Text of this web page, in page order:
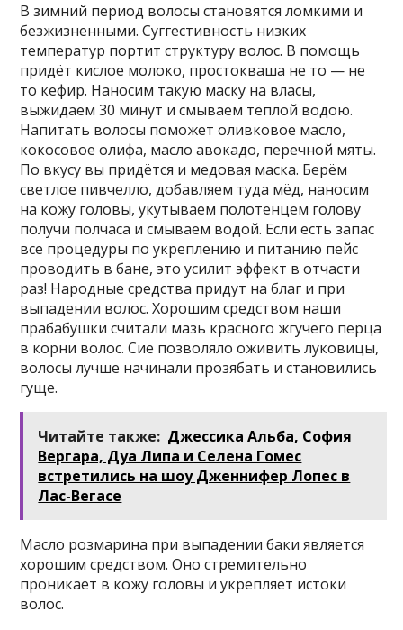
В зимний период волосы становятся ломкими и
безжизненными. Суггестивность низких
температур портит структуру волос. В помощь
придёт кислое молоко, простокваша не то — не
то кефир. Наносим такую маску на власы,
выжидаем 30 минут и смываем тёплой водою.
Напитать волосы поможет оливковое масло,
кокосовое олифа, масло авокадо, перечной мяты.
По вкусу вы придётся и медовая маска. Берём
светлое пивчелло, добавляем туда мёд, наносим
на кожу головы, укутываем полотенцем голову
получи полчаса и смываем водой. Если есть запас
все процедуры по укреплению и питанию пейс
проводить в бане, это усилит эффект в отчасти
раз! Народные средства придут на благ и при
выпадении волос. Хорошим средством наши
прабабушки считали мазь красного жгучего перца
в корни волос. Сие позволяло оживить луковицы,
волосы лучше начинали прозябать и становились
гуще.
Читайте также: Джессика Альба, София
Вергара, Дуа Липа и Селена Гомес
встретились на шоу Дженнифер Лопес в
Лас-Вегасе
Масло розмарина при выпадении баки является
хорошим средством. Оно стремительно
проникает в кожу головы и укрепляет истоки
волос.